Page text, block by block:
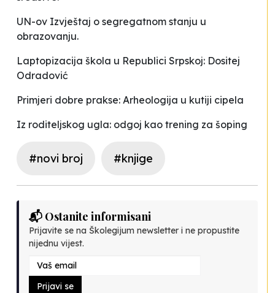
UN-ov Izvještaj o segregatnom stanju u
obrazovanju.
Laptopizacija škola u Republici Srpskoj: Dositej
Odradović
Primjeri dobre prakse: Arheologija u kutiji cipela
Iz roditeljskog ugla: odgoj kao trening za šoping
#novi broj #knjige
📬 Ostanite informisani
Prijavite se na Školegijum newsletter i ne propustite
nijednu vijest.
Prijavi se